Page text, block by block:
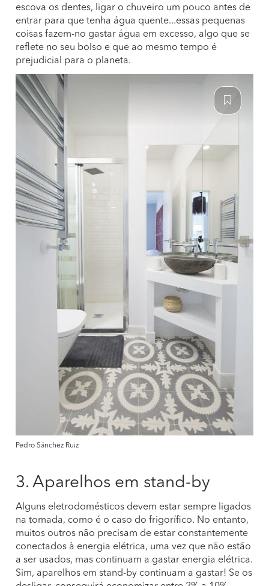
escova os dentes, ligar o chuveiro um pouco antes de
entrar para que tenha água quente...essas pequenas
coisas fazem-no gastar água em excesso, algo que se
reflete no seu bolso e que ao mesmo tempo é
prejudicial para o planeta.
Pedro Sánchez Ruiz
3. Aparelhos em stand-by
Alguns eletrodomésticos devem estar sempre ligados
na tomada, como é o caso do frigorífico. No entanto,
muitos outros não precisam de estar constantemente
conectados à energia elétrica, uma vez que não estão
a ser usados, mas continuam a gastar energia elétrica.
Sim, aparelhos em stand-by continuam a gastar! Se os